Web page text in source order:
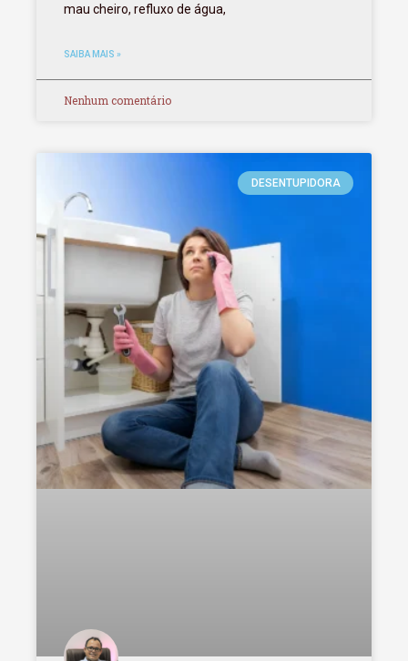
mau cheiro, refluxo de água,
SAIBA MAIS »
Nenhum comentário
DESENTUPIDORA